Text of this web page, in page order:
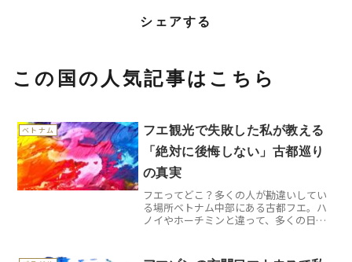
シェアする
この国の人気記事はこちら
ベトナム
フエ観光で失敗した私が教える
「絶対に後悔しない」古都巡り
の真実
フエってどこ？多くの人が勘違いしてい
る場所ベトナム中部にある古都フエ。ハ
ノイやホーチミンと違って、多くの日本
正直なところでしょう。実は私も最初は